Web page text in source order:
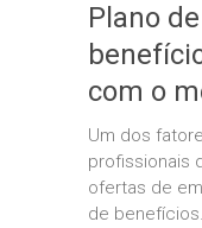
Plano
com o
Um dos
profissionais
ofertas de
de